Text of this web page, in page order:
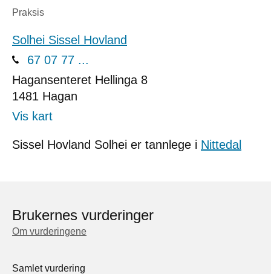
Praksis
Solhei Sissel Hovland
67 07 77 ...
Hagansenteret Hellinga 8
1481 Hagan
Vis kart
Sissel Hovland Solhei er tannlege i Nittedal
Brukernes vurderinger
Om vurderingene
Samlet vurdering